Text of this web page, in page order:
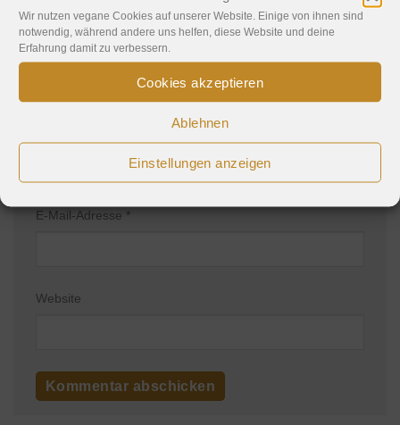
Wir nutzen vegane Cookies auf unserer Website. Einige von ihnen sind
notwendig, während andere uns helfen, diese Website und deine
Erfahrung damit zu verbessern.
Cookies akzeptieren
Ablehnen
Einstellungen anzeigen
E-Mail-Adresse *
Website